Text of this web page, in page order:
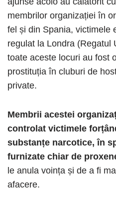
membrilor organizației în
fel și din Spania, victimele
regulat la Londra (Regatul
toate aceste locuri au fost
prostituția în cluburi de
private.
Membrii acestei
controlat victimele
substanțe narcotice, în
furnizate chiar de
le anula voința și de a fi
afacere.